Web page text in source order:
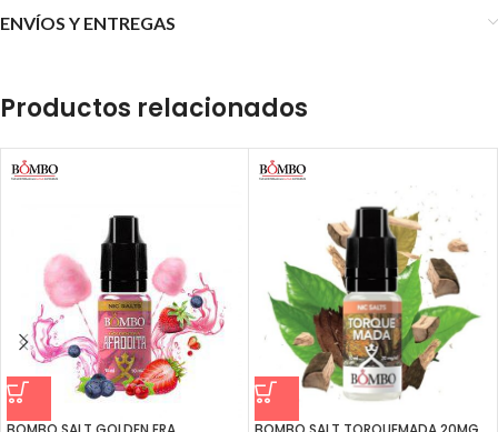
ENVÍOS Y ENTREGAS
Productos relacionados